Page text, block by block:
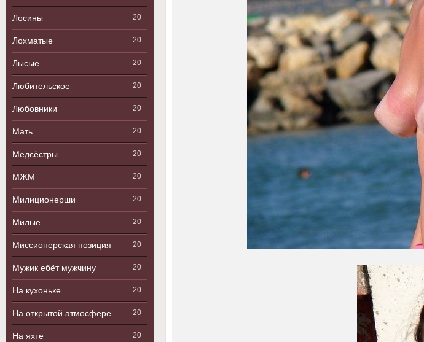
Лосины 20
Лохматые 20
Лысые 20
Любительское 20
Любовники 20
Мать 20
Медсёстры 20
МЖМ 20
Милиционерши 20
Милые 20
Миссионерская позиция 20
Мужик ебёт мужчину 20
На кухоньке 20
На открытой атмосфере 20
На яхте 20